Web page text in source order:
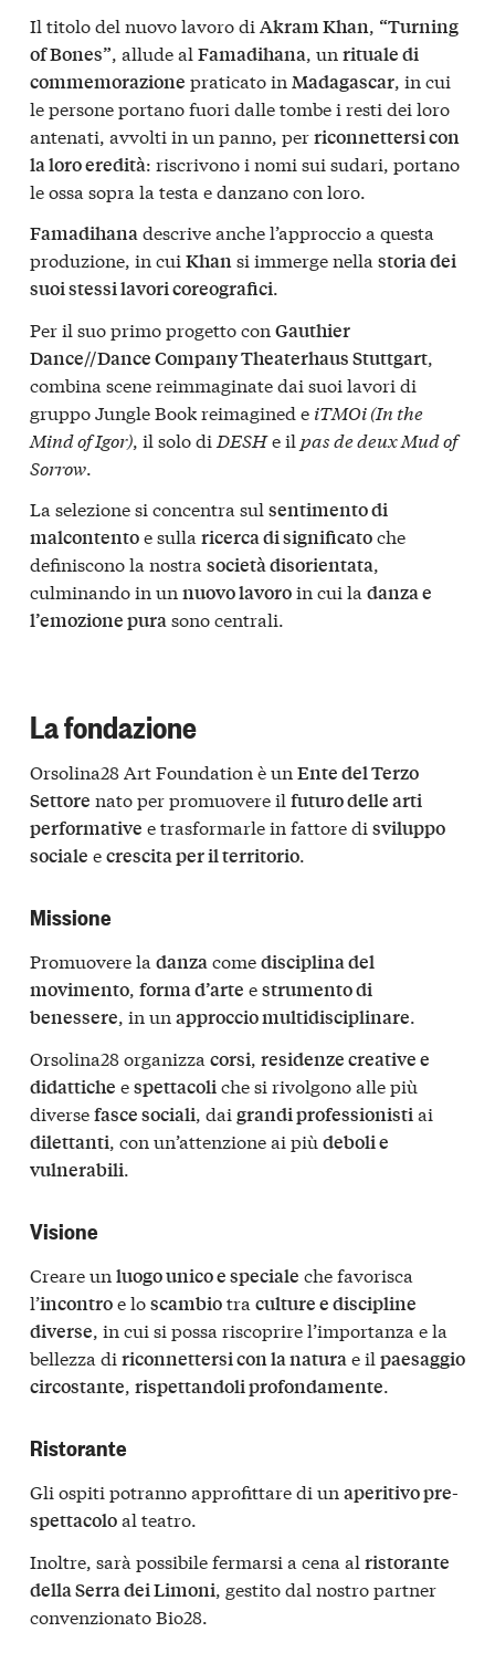
Il titolo del nuovo lavoro di Akram Khan, “Turning
of Bones”, allude al Famadihana, un rituale di
commemorazione praticato in Madagascar, in cui
le persone portano fuori dalle tombe i resti dei loro
antenati, avvolti in un panno, perriconnettersi con
la loro eredità: riscrivono i nomi sui sudari, portano
le ossa sopra la testa e danzano con loro.
Famadihanadescrive anche l’approccio a questa
produzione, in cui Khansi immerge nella storia dei
suoi stessi lavori coreografici.
Per il suo primo progetto con Gauthier
Dance//Dance Company Theaterhaus Stuttgart,
combina scene reimmaginate dai suoi lavori di
gruppo Jungle Book reimagined e iTMOi (In the
Mind of Igor), il solo di DESHe il pas de deux Mud of
Sorrow.
La selezione si concentra sul sentimento di
malcontentoe sulla ricerca di significatoche
definiscono la nostra società disorientata,
culminando in un nuovo lavoroin cui la danza e
l’emozione purasono centrali.
La fondazione
Orsolina28 Art Foundation è un Ente del Terzo
Settore nato per promuovere il futuro delle arti
performative e trasformarle in fattore di sviluppo
sociale ecrescita per il territorio.
Missione
Promuovere la danzacomedisciplina del
movimento, forma d’arte estrumento di
benessere, in un approccio multidisciplinare.
Orsolina28 organizza corsi, residenze creative e
didattiche espettacoliche si rivolgono alle più
diversefasce sociali, dai grandi professionistiai
dilettanti, con un’attenzione ai più deboli e
vulnerabili.
Visione
Creare un luogo unico e speciale che favorisca
l’incontroe loscambiotra culture e discipline
diverse, in cui si possa riscoprire l’importanza e la
bellezza di riconnettersi con la naturae il paesaggio
circostante, rispettandoli profondamente.
Ristorante
Gli ospiti potranno approfittare di un aperitivo pre-
spettacoloal teatro.
Inoltre, sarà possibile fermarsi a cena al ristorante
della Serra dei Limoni, gestito dal nostro partner
convenzionato Bio28.